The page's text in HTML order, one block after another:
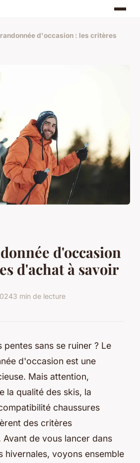
d'occasion : les critères
d'occasion
d'achat à savoir
3 min de lecture
pentes sans se ruiner ? Le
d'occasion est une
Mais attention,
la qualité des skis, la
chaussures
des critères
Avant de vous lancer dans
hivernales, voyons ensemble